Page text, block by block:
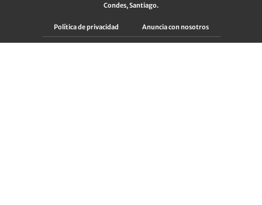
Condes, Santiago.
Política de privacidad Anuncia con nosotros